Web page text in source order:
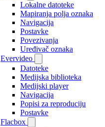
Lokalne datoteke
Mapiranja polja oznaka
Navigacija
Postavke
Povezivanja
Uređivač oznaka
Evervideo
Datoteke
Medijska biblioteka
Medijski player
Navigacija
Popisi za reproduciju
Postavke
Flacbox